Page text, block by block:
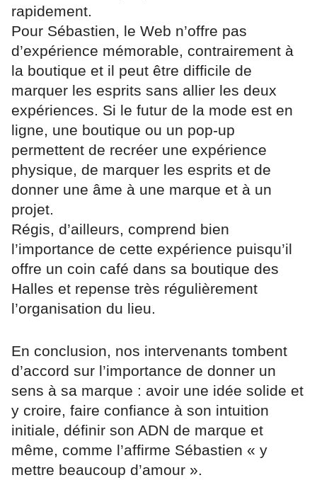
rapidement.
Pour Sébastien, le Web n’offre pas
d’expérience mémorable, contrairement à
la boutique et il peut être difficile de
marquer les esprits sans allier les deux
expériences. Si le futur de la mode est en
ligne, une boutique ou un pop-up
permettent de recréer une expérience
physique, de marquer les esprits et de
donner une âme à une marque et à un
projet.
Régis, d’ailleurs, comprend bien
l’importance de cette expérience puisqu’il
offre un coin café dans sa boutique des
Halles et repense très régulièrement
l’organisation du lieu.
En conclusion, nos intervenants tombent
d’accord sur l’importance de donner un
sens à sa marque : avoir une idée solide et
y croire, faire confiance à son intuition
initiale, définir son ADN de marque et
même, comme l’affirme Sébastien « y
mettre beaucoup d’amour ».